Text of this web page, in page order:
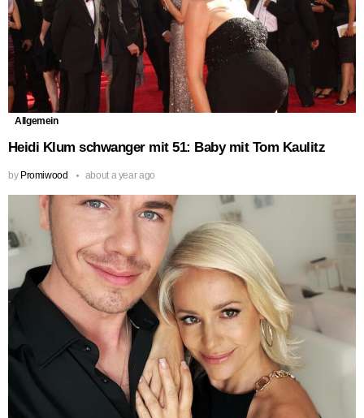
Allgemein
Heidi Klum schwanger mit 51: Baby mit Tom Kaulitz
by Promiwood about a year ago